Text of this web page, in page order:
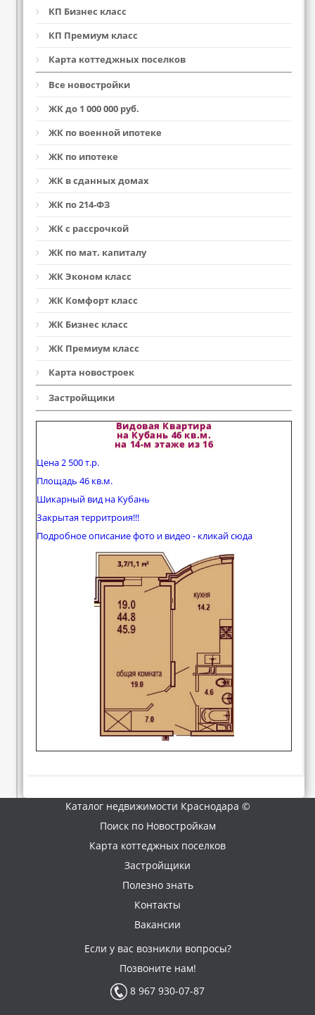
КП Бизнес класс
КП Премиум класс
Карта коттеджных поселков
Все новостройки
ЖК до 1 000 000 руб.
ЖК по военной ипотеке
ЖК по ипотеке
ЖК в сданных домах
ЖК по 214-ФЗ
ЖК с рассрочкой
ЖК по мат. капиталу
ЖК Эконом класс
ЖК Комфорт класс
ЖК Бизнес класс
ЖК Премиум класс
Карта новостроек
Застройщики
Видовая Квартира
на Кубань 46 кв.м.
на 14-м этаже из 16
Цена 2 500 т.р.
Площадь 46 кв.м.
Шикарный вид на Кубань
Закрытая территроия!!!
Подробное описание фото и видео - кликай сюда
Каталог недвижимости Краснодара ©
Поиск по Новостройкам
Карта коттеджных поселков
Застройщики
Полезно знать
Контакты
Вакансии
Если у вас возникли вопросы?
Позвоните нам!
8 967 930-07-87